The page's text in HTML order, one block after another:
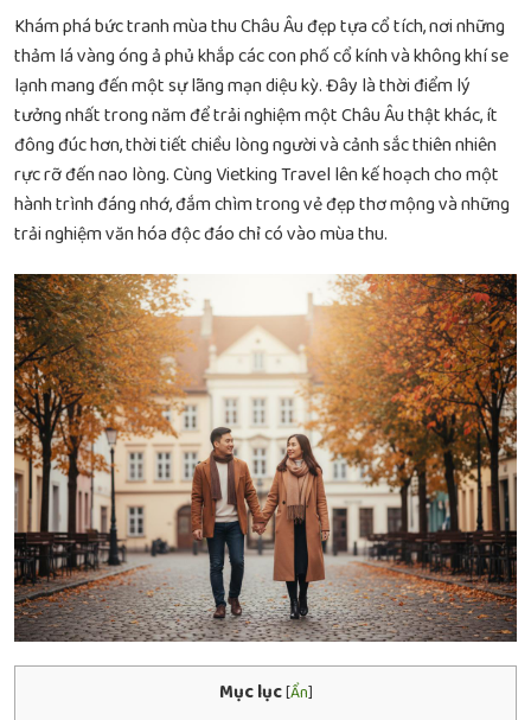
Khám phá bức tranh mùa thu Châu Âu đẹp tựa cổ tích, nơi những
thảm lá vàng óng ả phủ khắp các con phố cổ kính và không khí se
lạnh mang đến một sự lãng mạn diệu kỳ. Đây là thời điểm lý
tưởng nhất trong năm để trải nghiệm một Châu Âu thật khác, ít
đông đúc hơn, thời tiết chiều lòng người và cảnh sắc thiên nhiên
rực rỡ đến nao lòng. Cùng Vietking Travel lên kế hoạch cho một
hành trình đáng nhớ, đắm chìm trong vẻ đẹp thơ mộng và những
trải nghiệm văn hóa độc đáo chỉ có vào mùa thu.
Mục lục[Ẩn]